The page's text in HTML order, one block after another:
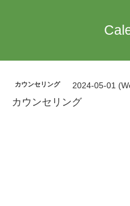
カウンセリング 2024-05-01
カウンセリング